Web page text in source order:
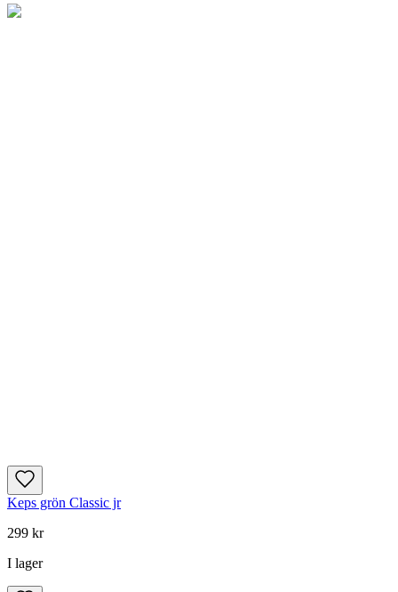
Keps grön Classic jr
299 kr
I lager